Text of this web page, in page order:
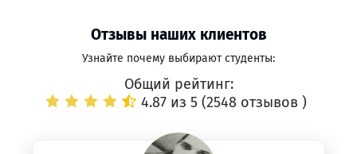
Отзывы наших клиентов
Узнайте почему выбирают студенты:
Общий рейтинг:
4.87 из 5 (2548 отзывов )